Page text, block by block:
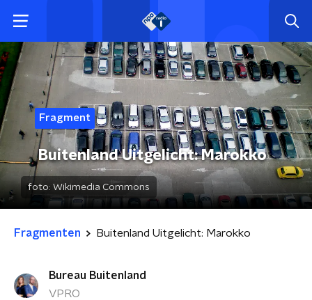
Fragment
Buitenland Uitgelicht: Marokko
foto: Wikimedia Commons
Fragmenten Buitenland Uitgelicht: Marokko
Bureau Buitenland
VPRO